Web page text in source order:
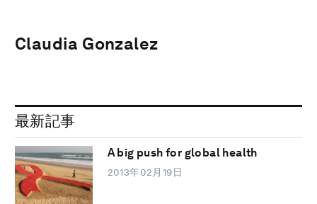
Claudia Gonzalez
最新記事
A big push for global health
2013年02月19日